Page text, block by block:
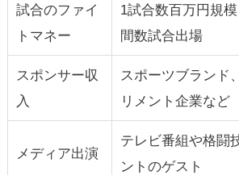
試合のファイ
トマネー
1試合数百万円規
間数試合出場
スポンサー収
入
スポーツブランド
リメント企業など
メディア出演
テレビ番組や格闘
ントのゲスト